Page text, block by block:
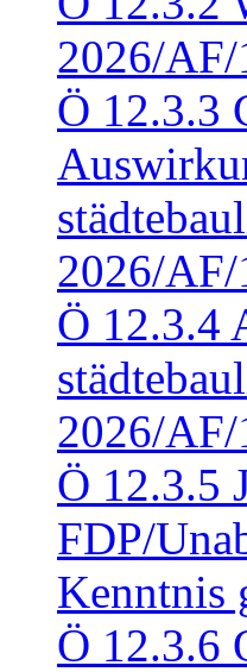
2026/AF/
Ö 12.3.3
2026/AF/
Ö 12.3.4
2026/AF/
Ö 12.3.5
FDP/
Kenntnis
Ö 12.3.6